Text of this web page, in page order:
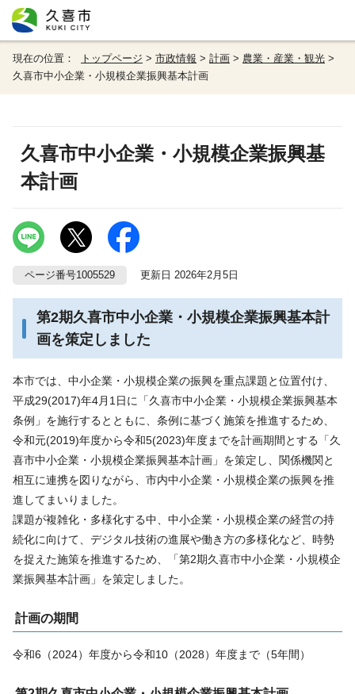
現在の位置： トップページ > 市政情報 > 計画 > 農業・産業・観光 >
久喜市中小企業・小規模企業振興基本計画
久喜市中小企業・小規模企業振興基
本計画
ページ番号1005529 更新日 2026年2月5日
第2期久喜市中小企業・小規模企業振興基本計
画を策定しました
本市では、中小企業・小規模企業の振興を重点課題と位置付け、
平成29(2017)年4月1日に「久喜市中小企業・小規模企業振興基本
条例」を施行するとともに、条例に基づく施策を推進するため、
令和元(2019)年度から令和5(2023)年度までを計画期間とする「久
喜市中小企業・小規模企業振興基本計画」を策定し、関係機関と
相互に連携を図りながら、市内中小企業・小規模企業の振興を推
進してまいりました。
課題が複雑化・多様化する中、中小企業・小規模企業の経営の持
続化に向けて、デジタル技術の進展や働き方の多様化など、時勢
を捉えた施策を推進するため、「第2期久喜市中小企業・小規模企
業振興基本計画」を策定しました。
計画の期間
令和6（2024）年度から令和10（2028）年度まで（5年間）